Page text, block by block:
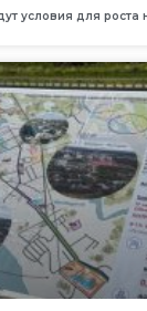
условия для роста